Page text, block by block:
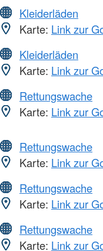
Kleiderläden
Karte: Link zur
Kleiderläden
Karte: Link zur
Rettungswache
Karte: Link zur
Rettungswache
Karte: Link zur
Rettungswache
Karte: Link zur
Rettungswache
Karte: Link zur